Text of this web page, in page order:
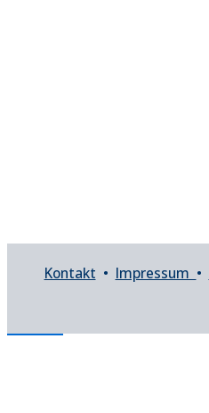
Kontakt • Impressum •